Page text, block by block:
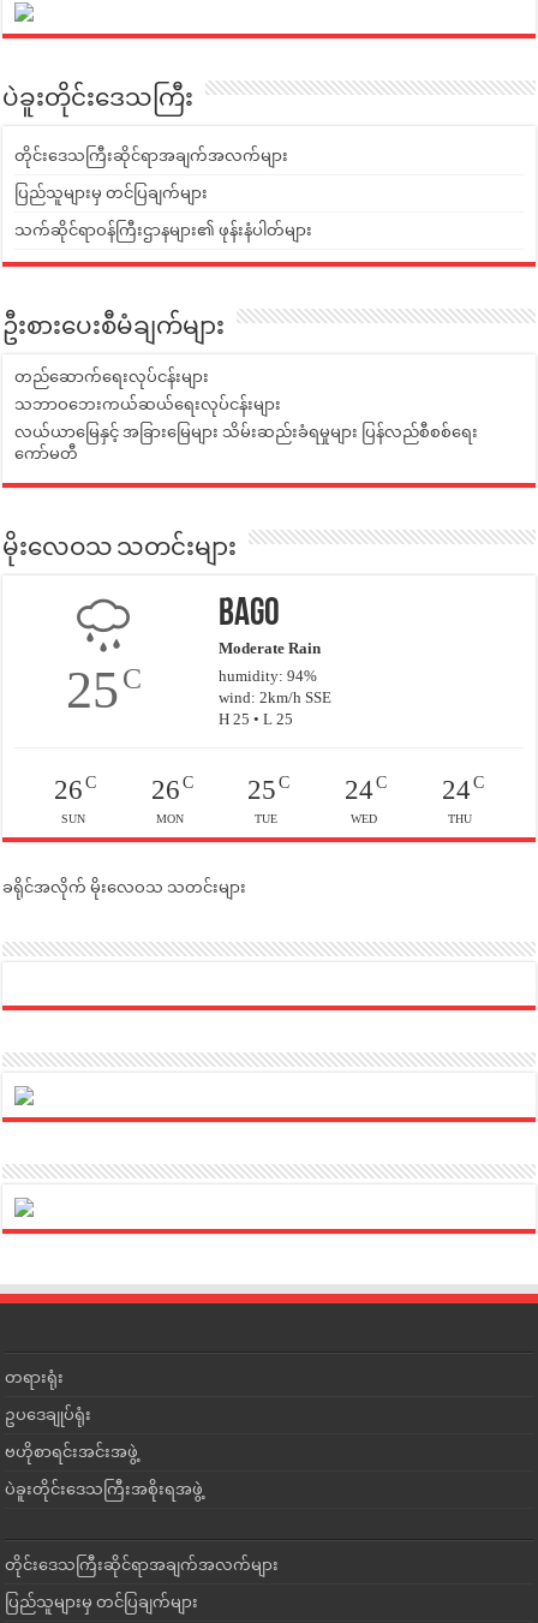
ပဲခူးတိုင်းဒေသကြီး
တိုင်းဒေသကြီးဆိုင်ရာအချက်အလက်များ
ပြည်သူများမှ တင်ပြချက်များ
သက်ဆိုင်ရာဝန်ကြီးဌာနများ၏ ဖုန်းနံပါတ်များ
ဦးစားပေးစီမံချက်များ
တည်ဆောက်ရေးလုပ်ငန်းများ
သဘာဝဘေးကယ်ဆယ်ရေးလုပ်ငန်းများ
လယ်ယာမြေနှင့် အခြားမြေများ သိမ်းဆည်းခံရမှုများ ပြန်လည်စီစစ်ရေး
ကော်မတီ
မိုးလေဝသ သတင်းများ
25C
Bago
Moderate Rain
humidity: 94%
wind: 2km/h SSE
H 25 • L 25
26C
SUN
26C
MON
25 C
TUE
24C
WED
24C
THU
ခရိုင်အလိုက် မိုးလေဝသ သတင်းများ
တရားရုံး
ဥပဒေချုပ်ရုံး
ဗဟိုစာရင်းအင်းအဖွဲ့
ပဲခူးတိုင်းဒေသကြီးအစိုးရအဖွဲ့
တိုင်းဒေသကြီးဆိုင်ရာအချက်အလက်များ
ပြည်သူများမှ တင်ပြချက်များ